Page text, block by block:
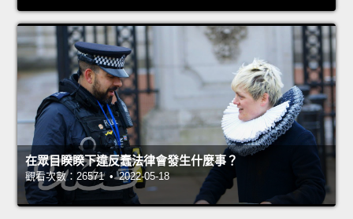
在眾目睽睽下違反蠢法律會發生什麼事？
觀看次數：26571 • 2022-05-18